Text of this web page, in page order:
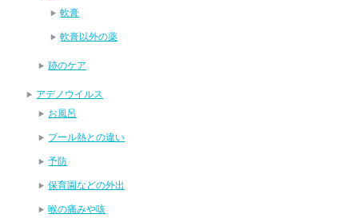
軟膏
軟膏以外の薬
跡のケア
アデノウイルス
お風呂
プール熱との違い
予防
保育園などの外出
喉の痛みや咳